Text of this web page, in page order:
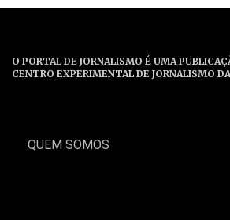
O PORTAL DE JORNALISMO É UMA
CENTRO EXPERIMENTAL DE JORNALISMO
QUEM SOMOS